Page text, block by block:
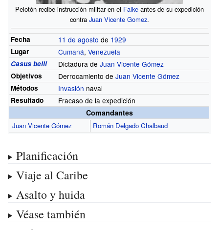
Pelotón recibe instrucción militar en el Falkeantes de su expedición
contra Juan Vicente Gomez.
Fecha 11 de agosto de 1929
Lugar Cumaná,Venezuela
Casus belli Dictadura deJuan Vicente Gómez
Objetivos Derrocamiento deJuan Vicente Gómez
Métodos Invasión naval
Resultado
Fracaso de la expedición
Comandantes
Juan Vicente Gómez Román Delgado Chalbaud
Planificación
Viaje al Caribe
Asalto y huida
Véase también